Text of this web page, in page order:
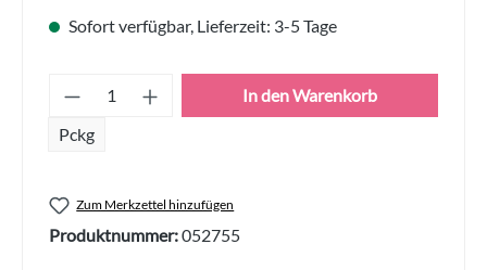
Sofort verfügbar, Lieferzeit: 3-5 Tage
Produkt Anzahl: Gib den gewünschten
Pckg
In den Warenkorb
Zum Merkzettel hinzufügen
Produktnummer:052755